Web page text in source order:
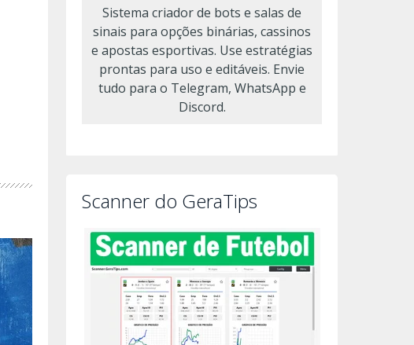
Sistema criador de bots e salas de
sinais para opções binárias, cassinos
e apostas esportivas. Use estratégias
prontas para uso e editáveis. Envie
tudo para o Telegram, WhatsApp e
Discord.
Scanner do GeraTips